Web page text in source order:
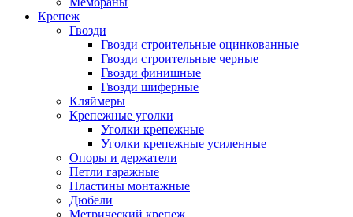
Крепеж
Гвозди
Гвозди строительные оцинкованные
Гвозди строительные черные
Гвозди финишные
Гвозди шиферные
Кляймеры
Крепежные уголки
Уголки крепежные
Уголки крепежные усиленные
Опоры и держатели
Петли гаражные
Пластины монтажные
Дюбели
Метрический крепеж